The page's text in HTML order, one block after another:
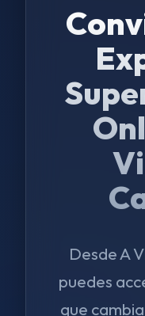
Desde A
puedes
que